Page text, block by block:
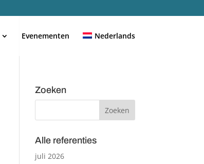
Evenementen Nederlands
Zoeken
Alle referenties
juli 2026